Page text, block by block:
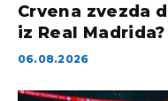
Crvena zvezda
iz Real Madrida?
06.08.2026